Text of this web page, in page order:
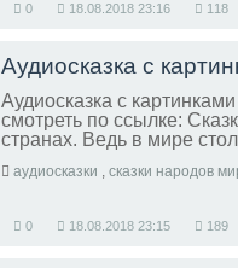
0 18.08.2018 23:16 118
Аудиосказка с
Аудиосказка с
смотреть по ссылке:
странах. Ведь в мире
аудиосказки , сказки народов
0 18.08.2018 23:15 189